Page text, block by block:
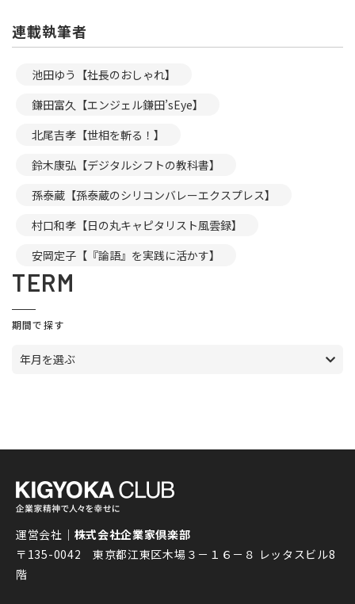
連載執筆者
池田ゆう【社長のおしゃれ】
鎌田富久【エンジェル鎌田’sEye】
北尾吉孝【世相を斬る！】
鈴木康弘【デジタルシフトの教科書】
孫泰蔵【孫泰蔵のシリコンバレーエクスプレス】
村口和孝【日の丸キャピタリスト風雲録】
安岡定子【『論語』を実践に活かす】
TERM
期間で探す
年月を選ぶ
運営会社｜ 株式会社企業家倶楽部
〒135-0042 東京都江東区木場３－１６－８ レッタスビル8
階